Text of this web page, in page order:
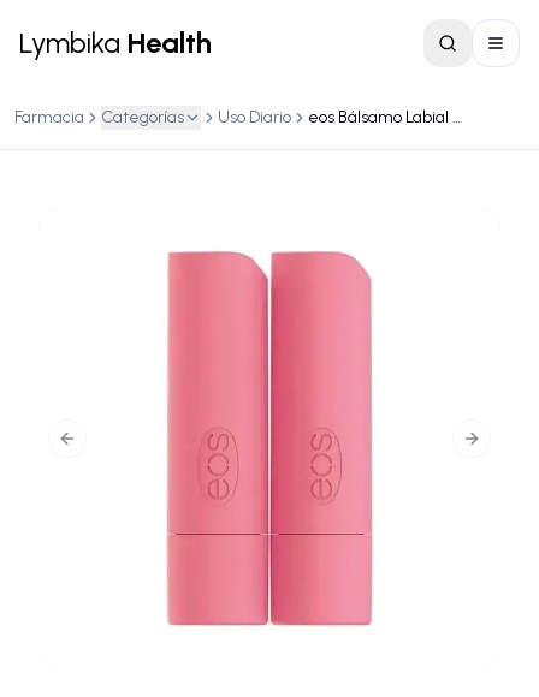
Lymbika Health
Farmacia Categorías Uso Diario eos Bálsamo Labial Stick sabor Strawberry Sorbet
Previous slide Next